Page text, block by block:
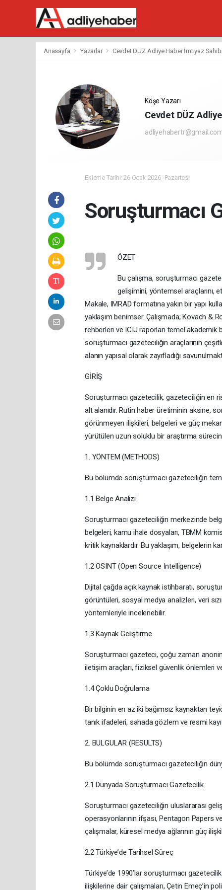
Anasayfa Yazarlar Cevdet DÜZ Adliye Haber İmtiyaz
Köşe Yazarı
Cevdet DÜZ
Ekleme Tarihi: 26 Ocak 2026 -Pazartesi
Soruşturmacı
ÖZET
Bu çalışma, soruşturmacı
gelişimini, yöntemsel araçlarını,
Makale, IMRAD formatına yakın bir yapı
yaklaşım benimser. Çalışmada; Kovach &
rehberleri ve ICIJ raporları temel akademik
soruşturmacı gazeteciliğin araçlarının
alanın yapısal olarak zayıfladığı
GİRİŞ
Soruşturmacı gazetecilik, gazeteciliğin en
alt alanıdır. Rutin haber üretiminin aksine,
görünmeyen ilişkileri, belgeleri ve güç
yürütülen uzun soluklu bir araştırma
1. YÖNTEM (METHODS)
Bu bölümde soruşturmacı gazeteciliğin
1.1 Belge Analizi
Soruşturmacı gazeteciliğin merkezinde
belgeleri, kamu ihale dosyaları, TBMM
kritik kaynaklardır. Bu yaklaşım, belgelerin
1.2 OSINT (Open Source Intelligence)
Dijital çağda açık kaynak istihbaratı,
görüntüleri, sosyal medya analizleri, veri
yöntemleriyle incelenebilir.
1.3 Kaynak Geliştirme
Soruşturmacı gazeteci, çoğu zaman
iletişim araçları, fiziksel güvenlik önlemleri
1.4 Çoklu Doğrulama
Bir bilginin en az iki bağımsız kaynaktan
tanık ifadeleri, sahada gözlem ve resmi
2. BULGULAR (RESULTS)
Bu bölümde soruşturmacı gazeteciliğin
2.1 Dünyada Soruşturmacı Gazetecilik
Soruşturmacı gazeteciliğin uluslararası
operasyonlarının ifşası, Pentagon Papers
çalışmalar, küresel medya ağlarının güç
2.2 Türkiye’de Tarihsel Süreç
Türkiye’de 1990’lar soruşturmacı
ilişkilerine dair çalışmaları, Çetin Emeç’in